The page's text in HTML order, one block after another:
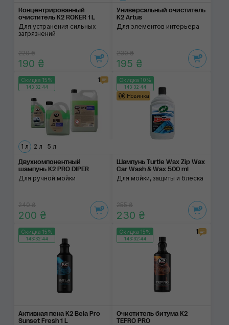
Концентрированный
очиститель K2 ROKER 1 L
Для устранения сильных
загрязнений
220 ₴
190 ₴
Универсальный очиститель
K2 Artus
Для элементов интерьера
230 ₴
195 ₴
Скидка 15%
143:32:43
1
1 л 2 л 5 л
Двухкомпонентный
шампунь K2 PRO DIPER
Для ручной мойки
240 ₴
200 ₴
Скидка 10%
143:32:43
Новинка
Шампунь Turtle Wax Zip Wax
Car Wash & Wax 500 ml
Для мойки, защиты и блеска
255 ₴
230 ₴
Скидка 15%
143:32:43
Активная пена K2 Bela Pro
Sunset Fresh 1 L
Скидка 15%
143:32:43
1
Очиститель битума K2
TEFRO PRO